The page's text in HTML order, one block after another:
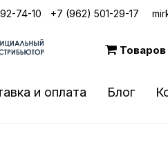
74-10 +7 (962) 501-29-17
Товаров
и оплата Блог